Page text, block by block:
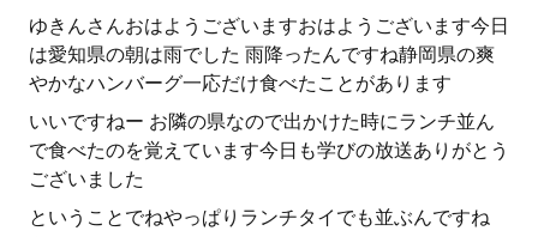
ゆきんさんおはようございますおはようございます今日
は愛知県の朝は雨でした 雨降ったんですね静岡県の爽
やかなハンバーグ一応だけ食べたことがあります
いいですねー お隣の県なので出かけた時にランチ並ん
で食べたのを覚えています今日も学びの放送ありがとう
ございました
ということでねやっぱりランチタイでも並ぶんですね